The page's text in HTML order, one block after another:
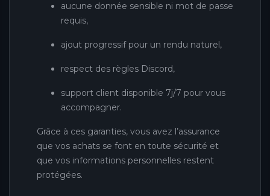
aucune donnée sensible ni mot de passe
requis,
ajout progressif pour un rendu naturel,
respect des règles Discord,
support client disponible 7j/7 pour vous
accompagner.
Grâce à ces garanties, vous avez l’assurance
que vos achats se font en toute sécurité et
que vos informations personnelles restent
protégées.